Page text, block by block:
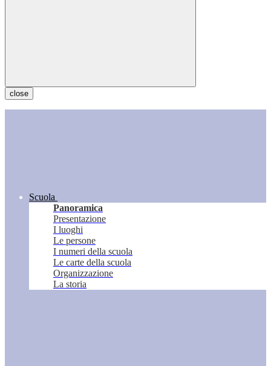
close
Scuola
Panoramica
Presentazione
I luoghi
Le persone
I numeri della scuola
Le carte della scuola
Organizzazione
La storia